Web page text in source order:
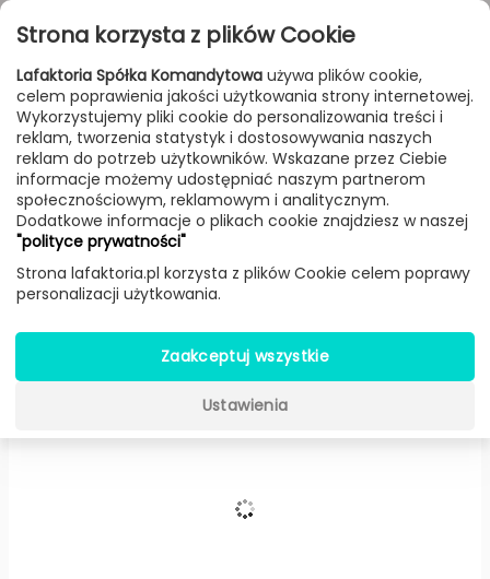
Przejdź do treści
FILTROWANIE & SORTOWANIE
Lampy Producenci Olev Produkt
Zen kinkiet (BI – Biały, Długość
22 cm) -Olev
Strona korzysta z plików Cookie
Lafaktoria Spółka Komandytowa używa plików cookie,
celem poprawienia jakości użytkowania strony internetowej.
Wykorzystujemy pliki cookie do personalizowania treści i
reklam, tworzenia statystyk i dostosowywania naszych
reklam do potrzeb użytkowników. Wskazane przez Ciebie
informacje możemy udostępniać naszym partnerom
społecznościowym, reklamowym i analitycznym.
Dodatkowe informacje o plikach cookie znajdziesz w naszej
"polityce prywatności"
Strona lafaktoria.pl korzysta z plików Cookie celem poprawy
personalizacji użytkowania.
Zaakceptuj wszystkie
Ustawienia